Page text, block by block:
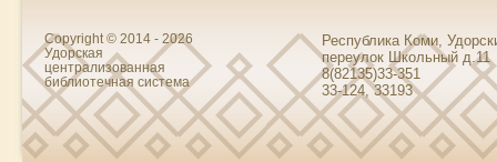
Copyright © 2014 - 2026
Удорская
централизованная
библиотечная система
Республика Коми,
переулок Школьный д.11
8(82135)33-351
33-124, 33193